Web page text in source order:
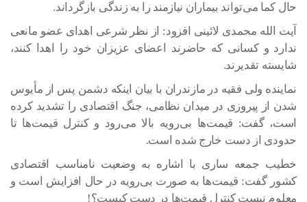
حال کما می‌تواند بیماران نیازمند را به زندگی بازگرداند.
آیت الله محمدی لائینی افزود: از نظر شرعی اهدای عضو مانعی
ندارد و کسانی که حاضرند اعضای عزیزان خود را اهدا کنند،
شایسته تقدیرند.
نماینده ولی فقیه در مازندران با بیان اینکه دشمن پس از مأیوس
شدن از پیروزی در میدان نظامی، جنگ اقتصادی را تشدید کرده
است، گفت: قیمت‌ها بی‌رویه بالا می‌رود و کنترل قیمت‌ها تا
حدودی از دست خارج شده است.
خطیب جمعه ساری با اشاره به وضعیت نامناسب اقتصادی
کشور گفت: قیمت‌ها به صورت بی‌رویه در حال افزایش است و
معلوم نیست کنترل قیمت‌ها در دست کیست؟!